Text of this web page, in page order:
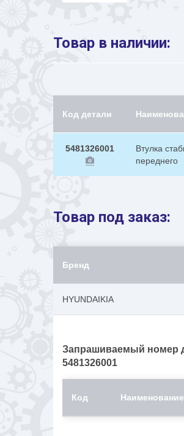
Товар в наличии:
Код детали
5481326001
Втулка
переднего
Товар под заказ:
Бренд
HYUNDAIKIA
Запрашиваемый номер
5481326001
Код Наименование